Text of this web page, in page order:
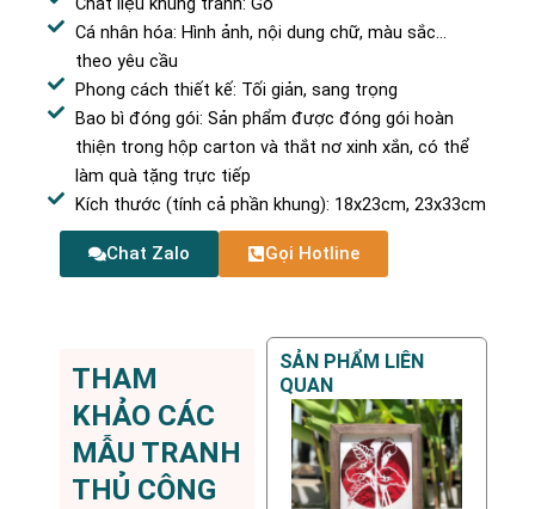
Cá nhân hóa: Hình ảnh, nội dung chữ, màu sắc…
theo yêu cầu
Phong cách thiết kế: Tối giản, sang trọng
Bao bì đóng gói: Sản phẩm được đóng gói hoàn
thiện trong hộp carton và thắt nơ xinh xắn, có thể
làm quà tặng trực tiếp
Kích thước (tính cả phần khung): 18x23cm, 23x33cm
Chat Zalo Gọi Hotline
THAM
KHẢO CÁC
MẪU TRANH
THỦ CÔNG
SẢN PHẨM LIÊN
QUAN